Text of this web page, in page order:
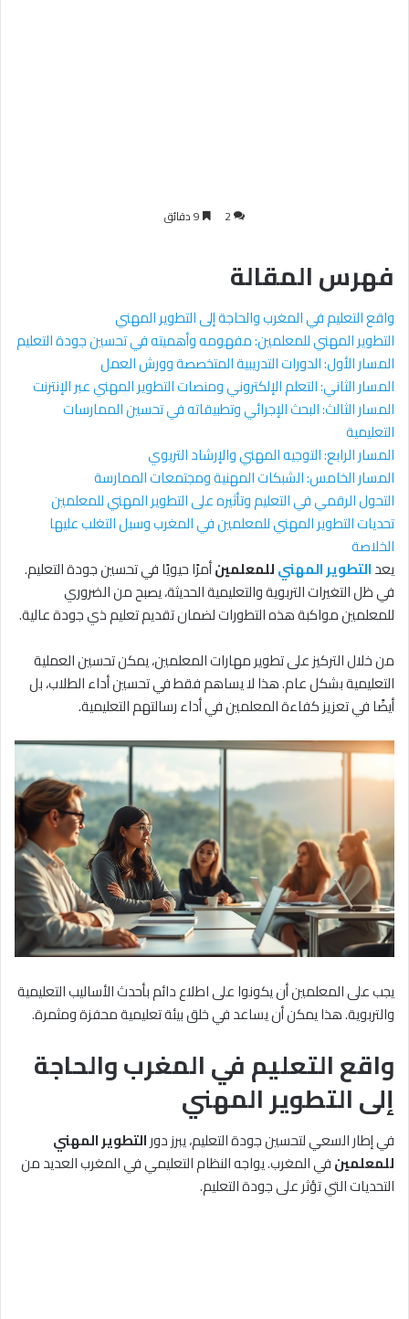
2
فهرس المقالة
واقع التعليم في المغرب والحاجة إلى التطوير المهني
التطوير المهني للمعلمين: مفهومه وأهميته في تحسين جودة التعليم
المسار الأول: الدورات التدريبية المتخصصة وورش العمل
المسار الثاني: التعلم الإلكتروني ومنصات التطوير المهني عبر الإنترنت
المسار الثالث: البحث الإجرائي وتطبيقاته في تحسين الممارسات
التعليمية
المسار الرابع: التوجيه المهني والإرشاد التربوي
المسار الخامس: الشبكات المهنية ومجتمعات الممارسة
التحول الرقمي في التعليم وتأثيره على التطوير المهني للمعلمين
تحديات التطوير المهني للمعلمين في المغرب وسبل التغلب عليها
الخلاصة
يعدالتطوير المهنيللمعلمينأمرًا حيويًا في تحسين جودة التعليم.
في ظل التغيرات التربوية والتعليمية الحديثة، يصبح من الضروري
للمعلمين مواكبة هذه التطورات لضمان تقديم تعليم ذي جودة عالية.
من خلال التركيز على تطوير مهارات المعلمين، يمكن تحسين العملية
التعليمية بشكل عام. هذا لا يساهم فقط في تحسين أداء الطلاب، بل
أيضًا في تعزيز كفاءة المعلمين في أداء رسالتهم التعليمية.
يجب على المعلمين أن يكونوا على اطلاع دائم بأحدث الأساليب التعليمية
والتربوية. هذا يمكن أن يساعد في خلق بيئة تعليمية محفزة ومثمرة.
واقع التعليم في المغرب والحاجة
إلى التطوير المهني
في إطار السعي لتحسين جودة التعليم، يبرز دورالتطوير المهني
للمعلمينفي المغرب. يواجه النظام التعليمي في المغرب العديد من
التحديات التي تؤثر على جودة التعليم.